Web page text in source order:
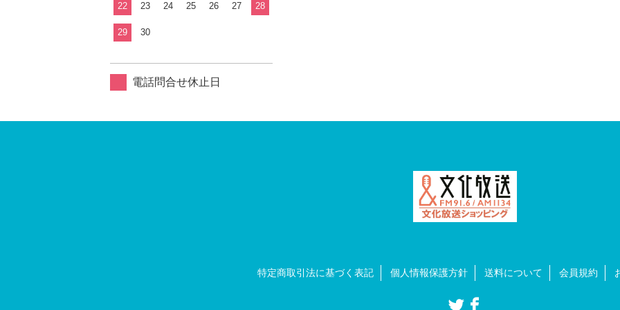
22 23 24 25 26 27 28
29 30
電話問合せ休止日
特定商取引法に基づく表記 個人情報保護方針 送料について 会員規約